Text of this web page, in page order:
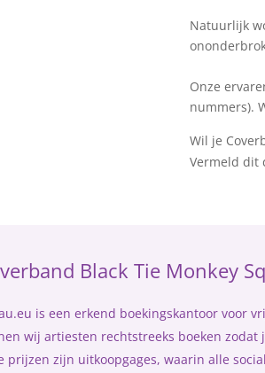
Natuurlijk
Onze
nummers).
Wil je
Vermeld dit
Black Tie Monkey
is een erkend boekingskantoor voor
wij artiesten rechtstreeks boeken zodat
prijzen zijn uitkoopgages, waarin alle